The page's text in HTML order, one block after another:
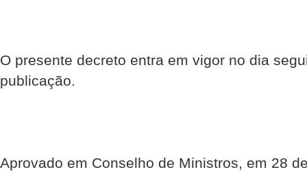
O presente decreto entra em vigor no dia
publicação.
Aprovado em Conselho de Ministros, em 28